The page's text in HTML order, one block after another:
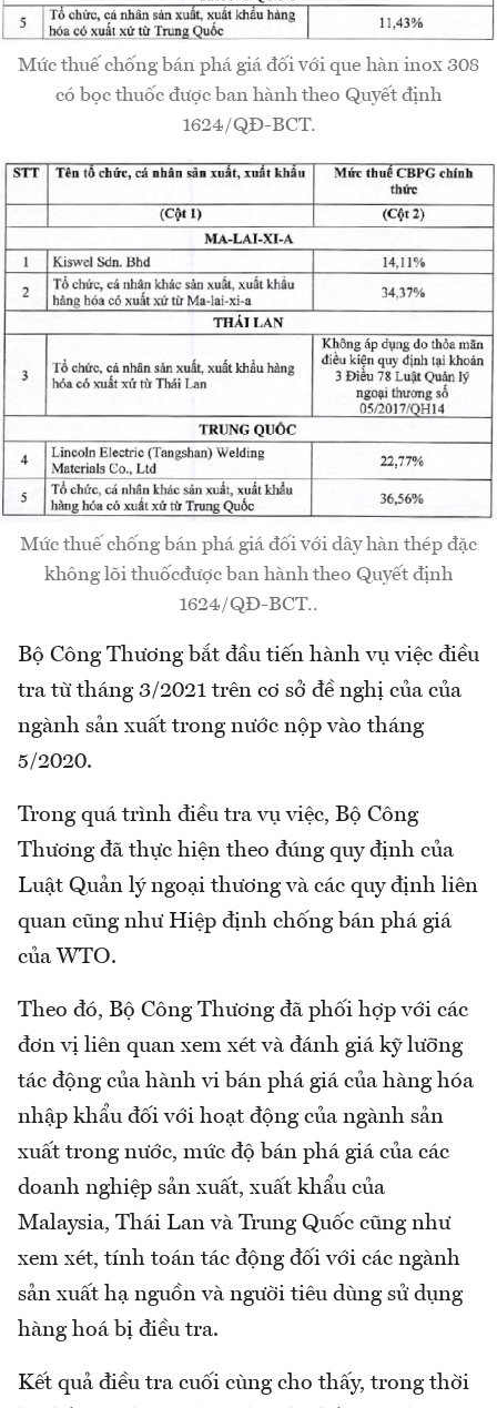
Mức thuế chống bán phá giá đối với que hàn inox 308
có bọc thuốc được ban hành theo Quyết định
1624/QĐ-BCT.
Mức thuế chống bán phá giá đối với dây hàn thép đặc
không lõi thuốcđược ban hành theo Quyết định
1624/QĐ-BCT..
Bộ Công Thương bắt đầu tiến hành vụ việc điều
tra từ tháng 3/2021 trên cơ sở đề nghị của của
ngành sản xuất trong nước nộp vào tháng
5/2020.
Trong quá trình điều tra vụ việc, Bộ Công
Thương đã thực hiện theo đúng quy định của
Luật Quản lý ngoại thương và các quy định liên
quan cũng như Hiệp định chống bán phá giá
của WTO.
Theo đó, Bộ Công Thương đã phối hợp với các
đơn vị liên quan xem xét và đánh giá kỹ lưỡng
tác động của hành vi bán phá giá của hàng hóa
nhập khẩu đối với hoạt động của ngành sản
xuất trong nước, mức độ bán phá giá của các
doanh nghiệp sản xuất, xuất khẩu của
Malaysia, Thái Lan và Trung Quốc cũng như
xem xét, tính toán tác động đối với các ngành
sản xuất hạ nguồn và người tiêu dùng sử dụng
hàng hoá bị điều tra.
Kết quả điều tra cuối cùng cho thấy, trong thời